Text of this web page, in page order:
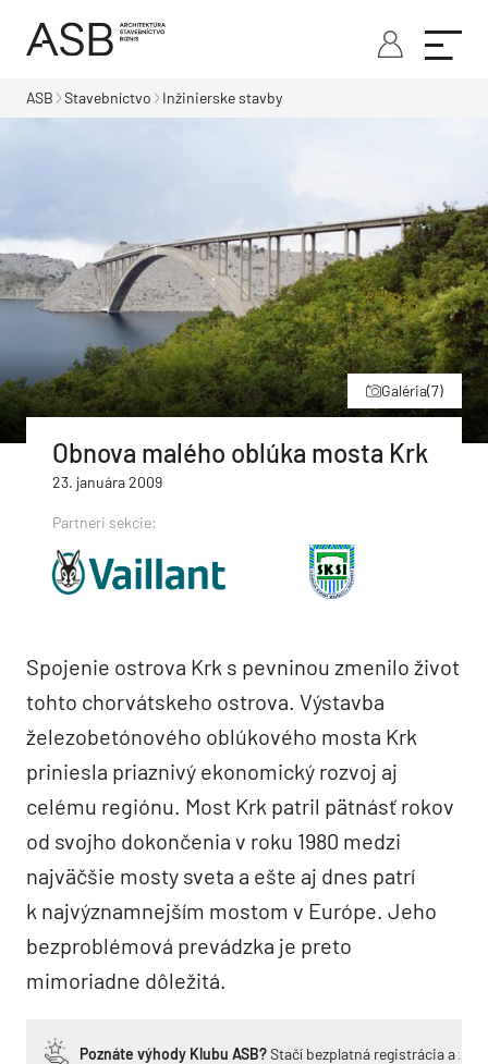
ASB Stavebníctvo Inžinierske stavby
Galéria(7)
Obnova malého oblúka mosta Krk
23. januára 2009
Partneri sekcie:
Spojenie ostrova Krk s pevninou zmenilo život
tohto chorvátskeho ostrova. Výstavba
železobetónového oblúkového mosta Krk
priniesla priaznivý ekonomický rozvoj aj
celému regiónu. Most Krk patril pätnásť rokov
od svojho dokončenia v roku 1980 medzi
najväčšie mosty sveta a ešte aj dnes patrí
k najvýznamnejším mostom v Európe. Jeho
bezproblémová prevádzka je preto
mimoriadne dôležitá.
Poznáte výhody Klubu ASB?Stačí bezplatná registrácia a